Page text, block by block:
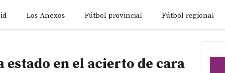
Los Anexos Fútbol provincial Fútbol regional
estado en el acierto de cara